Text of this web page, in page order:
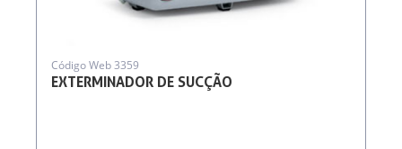
EXTERMINADOR DE SUCÇÃO
Código Web 3359